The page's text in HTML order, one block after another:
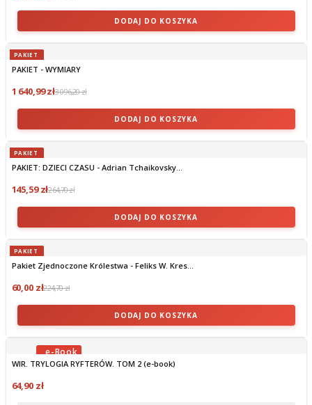
DODAJ DO KOSZYKA
PAKIET
PAKIET - WYMIARY
1 640,99 zł3 096,20 zł
DODAJ DO KOSZYKA
PAKIET
PAKIET: DZIECI CZASU - Adrian Tchaikovsky...
145,59 zł264,70 zł
DODAJ DO KOSZYKA
PAKIET
Pakiet Zjednoczone Królestwa - Feliks W. Kres...
60,00 zł224,70 zł
DODAJ DO KOSZYKA
OBECNIE BRAK NA STANIE
WIR. TRYLOGIA RYFTERÓW. TOM 2 (e-book)
64,90 zł